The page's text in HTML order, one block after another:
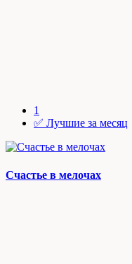
1
✅ Лучшие за месяц
Счастье в мелочах